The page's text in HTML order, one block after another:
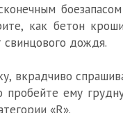
как бетон
свинцового дождя.
вкрадчиво
ему
«R».